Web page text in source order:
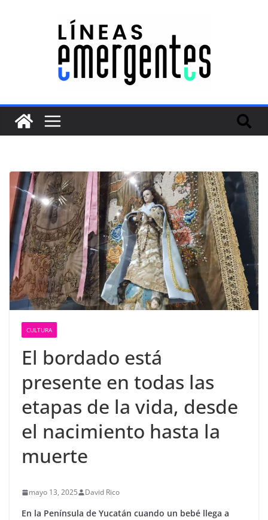
CULTURA
El bordado está
presente en todas las
etapas de la vida, desde
el nacimiento hasta la
muerte
mayo 13, 2025 David Rico
En la Península de Yucatán cuando un bebé llega a